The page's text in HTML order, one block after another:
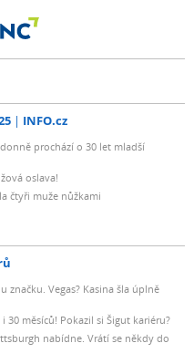
INFO.cz
prochází o 30 let mladší
oslava!
čtyři muže nůžkami
Vegas? Kasina šla úplně
30 měsíců! Pokazil si Šigut kariéru?
nabídne. Vrátí se někdy do